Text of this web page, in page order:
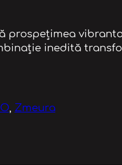
prospețimea
inedită
, Zmeura